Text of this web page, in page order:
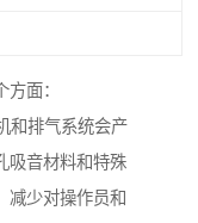
面：
和排气系统会产
吸音材料和特殊
减少对操作员和